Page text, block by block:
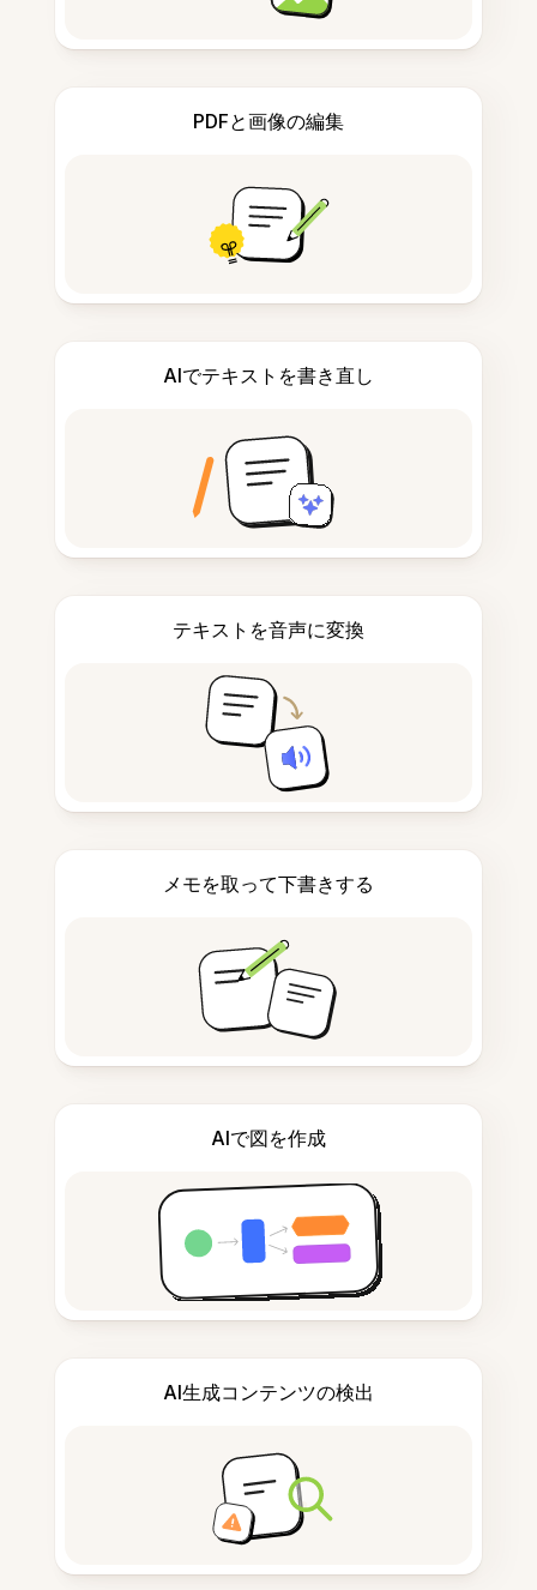
PDFと画像の編集
AIでテキストを書き直し
テキストを音声に変換
メモを取って下書きする
AIで図を作成
AI生成コンテンツの検出